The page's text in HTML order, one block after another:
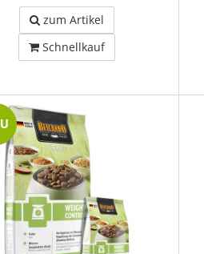
zum Artikel
Schnellkauf